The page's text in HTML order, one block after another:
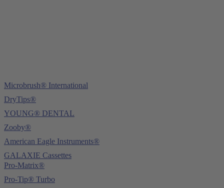
Microbrush® International
DryTips®
YOUNG® DENTAL
Zooby®
American Eagle Instruments®
GALAXIE Cassettes
Pro-Matrix®
Pro-Tip® Turbo